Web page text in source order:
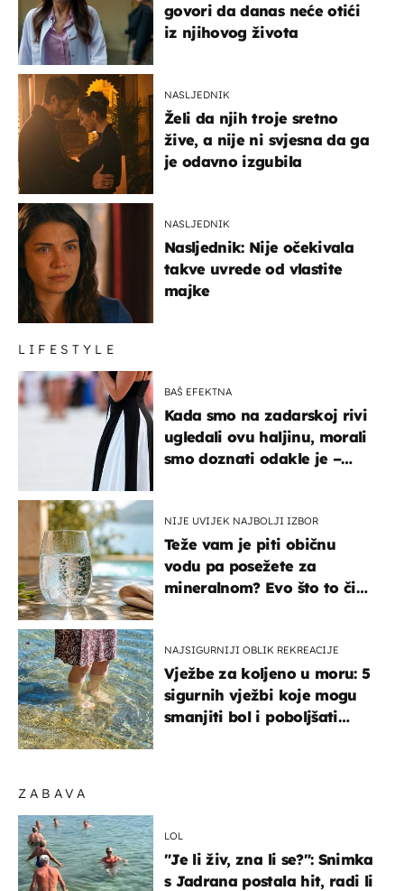
ZABAVA
LOL
"Je li živ, zna li se?": Snimka
s Jadrana postala hit, radi li
govori da danas neće otići
iz njihovog života
NASLJEDNIK
Želi da njih troje sretno
žive, a nije ni svjesna da ga
je odavno izgubila
NASLJEDNIK
Nasljednik: Nije očekivala
takve uvrede od vlastite
majke
LIFESTYLE
BAŠ EFEKTNA
Kada smo na zadarskoj rivi
ugledali ovu haljinu, morali
smo doznati odakle je –
NIJE UVIJEK NAJBOLJI IZBOR
Teže vam je piti običnu
vodu pa posežete za
mineralnom? Evo što to čini
NAJSIGURNIJI OBLIK REKREACIJE
Vježbe za koljeno u moru: 5
sigurnih vježbi koje mogu
smanjiti bol i poboljšati